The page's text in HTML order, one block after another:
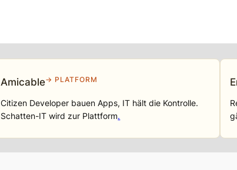
Amicable→ PLATFORM
Citizen Developer bauen Apps, IT hält die Kontrolle.
Schatten-IT wird zur Plattform.